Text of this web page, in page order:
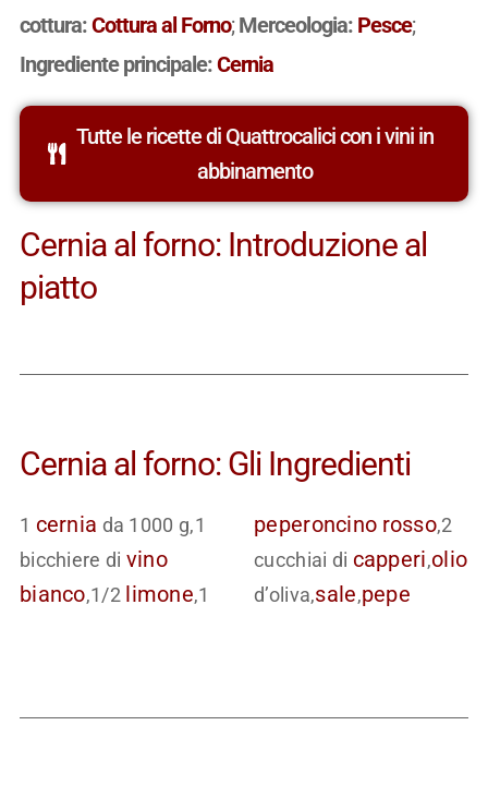
cottura:Cottura al Forno;Merceologia: Pesce;
Ingrediente principale:Cernia
Tutte le ricette di Quattrocalici con i vini in
abbinamento
Cernia al forno: Introduzione al
piatto
Cernia al forno: Gli Ingredienti
1 cernia da 1000 g,1
bicchiere di vino
bianco,1/2 limone,1
peperoncino rosso,2
cucchiai di capperi,olio
d’oliva,sale,pepe